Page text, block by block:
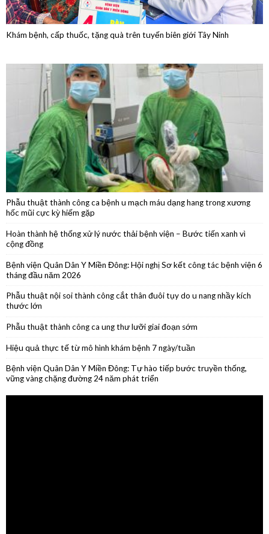
Phẫu thuật thành công ca bệnh u mạch máu dạng hang trong xương
hốc mũi cực kỳ hiếm gặp
Hoàn thành hệ thống xử lý nước thải bệnh viện – Bước tiến xanh vì
cộng đồng
Bệnh viện Quân Dân Y Miền Đông: Hội nghị Sơ kết công tác bệnh viện 6
Phẫu thuật nội soi thành công cắt thân đuôi tụy do u nang nhầy kích
Phẫu thuật thành công ca ung thư lưỡi giai đoạn sớm
Hiệu quả thực tế từ mô hình khám bệnh 7 ngày/tuần
vững vàng chặng đường 24 năm phát triển